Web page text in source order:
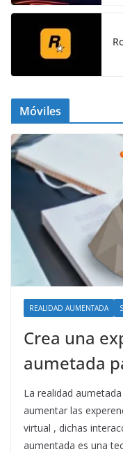
Móviles
REALIDAD AUMENTADA
Crea una
aumetada
La realidad
aumentar las
virtual , dichas
aumentada es una